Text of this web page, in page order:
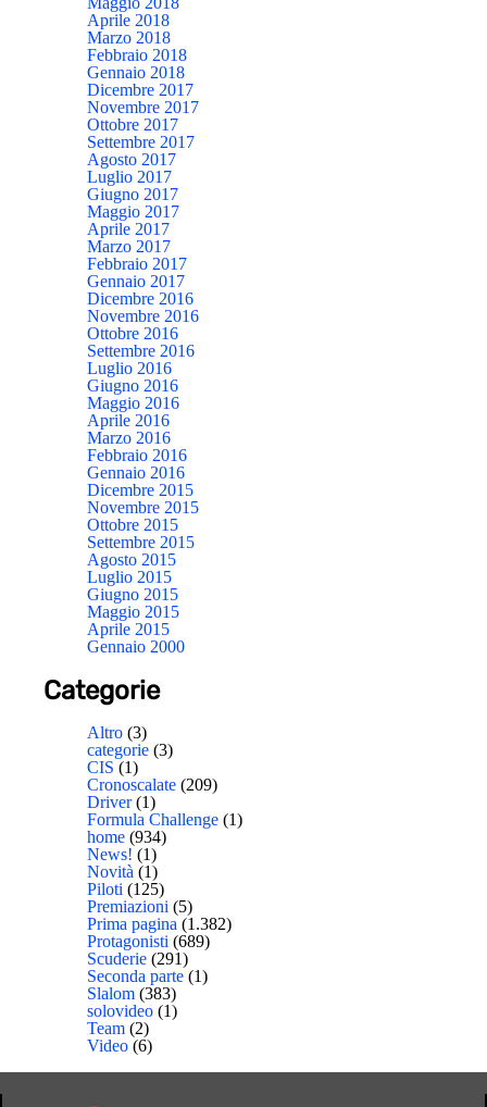
Aprile 2018
Marzo 2018
Febbraio 2018
Gennaio 2018
Dicembre 2017
Novembre 2017
Ottobre 2017
Settembre 2017
Agosto 2017
Luglio 2017
Giugno 2017
Maggio 2017
Aprile 2017
Marzo 2017
Febbraio 2017
Gennaio 2017
Dicembre 2016
Novembre 2016
Ottobre 2016
Settembre 2016
Luglio 2016
Giugno 2016
Maggio 2016
Aprile 2016
Marzo 2016
Febbraio 2016
Gennaio 2016
Dicembre 2015
Novembre 2015
Ottobre 2015
Settembre 2015
Agosto 2015
Luglio 2015
Giugno 2015
Maggio 2015
Aprile 2015
Gennaio 2000
Categorie
Altro (3)
categorie (3)
CIS (1)
Cronoscalate (209)
Driver(1)
Formula Challenge (1)
home (934)
News! (1)
Novità (1)
Piloti (125)
Premiazioni (5)
Prima pagina (1.382)
Protagonisti (689)
Scuderie (291)
Seconda parte (1)
Slalom (383)
solovideo (1)
Team (2)
Video (6)